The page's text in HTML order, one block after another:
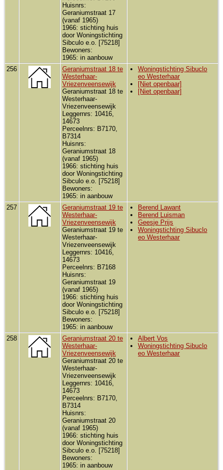
Huisnrs:
Geraniumstraat 17
(vanaf 1965)
1966: stichting huis
door Woningstichting
Sibculo e.o. [75218]
Bewoners:
1965: in aanbouw
256
Geraniumstraat 18 te
Westerhaar-
Vriezenveensewijk
Geraniumstraat 18 te
Westerhaar-
Vriezenveensewijk
Leggernrs: 10416,
14673
Perceelnrs: B7170,
B7314
Huisnrs:
Geraniumstraat 18
(vanaf 1965)
1966: stichting huis
door Woningstichting
Sibculo e.o. [75218]
Bewoners:
1965: in aanbouw
Woningstichting Sibuclo
eo Westerhaar
[Niet openbaar]
[Niet openbaar]
257
Geraniumstraat 19 te
Westerhaar-
Vriezenveensewijk
Geraniumstraat 19 te
Westerhaar-
Vriezenveensewijk
Leggernrs: 10416,
14673
Perceelnrs: B7168
Huisnrs:
Geraniumstraat 19
(vanaf 1965)
1966: stichting huis
door Woningstichting
Sibculo e.o. [75218]
Bewoners:
1965: in aanbouw
Berend Lawant
Berend Luisman
Geesje Prijs
Woningstichting Sibuclo
eo Westerhaar
258
Geraniumstraat 20 te
Westerhaar-
Vriezenveensewijk
Geraniumstraat 20 te
Westerhaar-
Vriezenveensewijk
Leggernrs: 10416,
14673
Perceelnrs: B7170,
B7314
Huisnrs:
Geraniumstraat 20
(vanaf 1965)
1966: stichting huis
door Woningstichting
Sibculo e.o. [75218]
Bewoners:
1965: in aanbouw
Albert Vos
Woningstichting Sibuclo
eo Westerhaar